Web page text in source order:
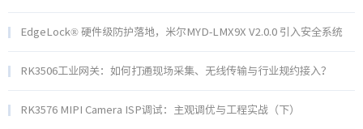
EdgeLock® 硬件级防护落地，米尔MYD‑LMX9X V2.0.0 引入安全系统
RK3506工业网关：如何打通现场采集、无线传输与行业规约接入？
RK3576 MIPI Camera ISP调试：主观调优与工程实战（下）